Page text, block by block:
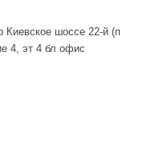
Киевское шоссе 22-й (п
4, эт 4 бл офис